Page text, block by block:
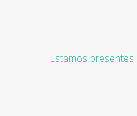
Estamos